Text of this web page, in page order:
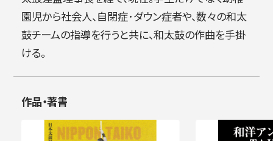
園児から社会人、自閉症･ダウン症者や、数々の和太
鼓チームの指導を行うと共に、和太鼓の作曲を手掛
ける。
作品・著書